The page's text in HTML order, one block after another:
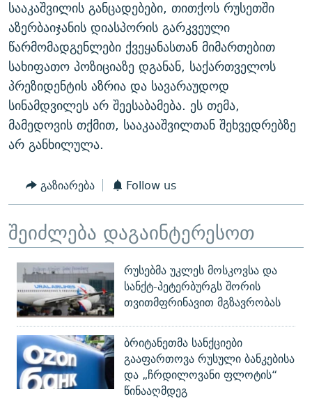
სააკაშვილის განცადებები, თითქოს რუსეთში
აზერბაიჯანის დიასპორის გარკვეული
წარმომადგენლები ქვეყანასთან მიმართებით
სახიფათო პოზიციაზე დგანან, საქართველოს
პრეზიდენტის აზრია და სავარაუდოდ
სინამდვილეს არ შეესაბამება. ეს თემა,
მამედოვის თქმით, სააკააშვილთან შეხვედრებზე
არ განხილულა.
გაზიარება Follow us
შეიძლება დაგაინტერესოთ
რუსებმა უკლეს მოსკოვსა და
სანქტ-პეტერბურგს შორის
თვითმფრინავით მგზავრობას
ბრიტანეთმა სანქციები
გააფართოვა რუსული ბანკებისა
და „ჩრდილოვანი ფლოტის“
წინააღმდეგ